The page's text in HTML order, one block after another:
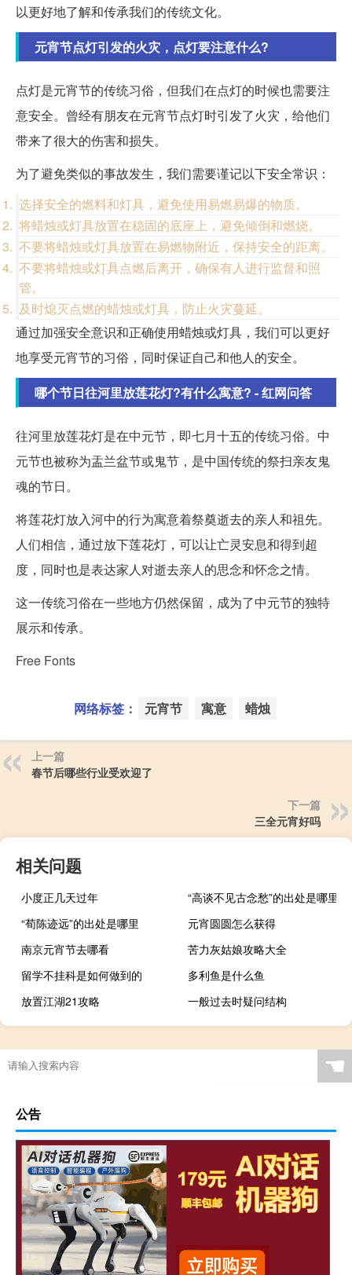
以更好地了解和传承我们的传统文化。
元宵节点灯引发的火灾，点灯要注意什么?
点灯是元宵节的传统习俗，但我们在点灯的时候也需要注
意安全。曾经有朋友在元宵节点灯时引发了火灾，给他们
带来了很大的伤害和损失。
为了避免类似的事故发生，我们需要谨记以下安全常识：
选择安全的燃料和灯具，避免使用易燃易爆的物质。
将蜡烛或灯具放置在稳固的底座上，避免倾倒和燃烧。
不要将蜡烛或灯具放置在易燃物附近，保持安全的距离。
不要将蜡烛或灯具点燃后离开，确保有人进行监督和照
管。
及时熄灭点燃的蜡烛或灯具，防止火灾蔓延。
通过加强安全意识和正确使用蜡烛或灯具，我们可以更好
地享受元宵节的习俗，同时保证自己和他人的安全。
哪个节日往河里放莲花灯?有什么寓意? - 红网问答
往河里放莲花灯是在中元节，即七月十五的传统习俗。中
元节也被称为盂兰盆节或鬼节，是中国传统的祭扫亲友鬼
魂的节日。
将莲花灯放入河中的行为寓意着祭奠逝去的亲人和祖先。
人们相信，通过放下莲花灯，可以让亡灵安息和得到超
度，同时也是表达家人对逝去亲人的思念和怀念之情。
这一传统习俗在一些地方仍然保留，成为了中元节的独特
展示和传承。
Free Fonts
网络标签： 元宵节 寓意 蜡烛
上一篇
春节后哪些行业受欢迎了
下一篇
三全元宵好吗
相关问题
小度正几天过年
“高谈不见古念愁”的出处是哪里
“荀陈迹远”的出处是哪里
元宵圆圆怎么获得
南京元宵节去哪看
苦力灰姑娘攻略大全
留学不挂科是如何做到的
多利鱼是什么鱼
放置江湖21攻略
一般过去时疑问结构
☚
公告